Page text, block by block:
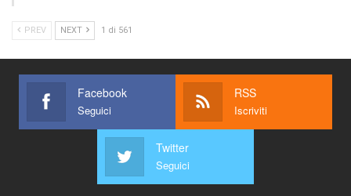
PREV NEXT 1 di 561
Facebook
Seguici
RSS
Iscriviti
Twitter
Seguici